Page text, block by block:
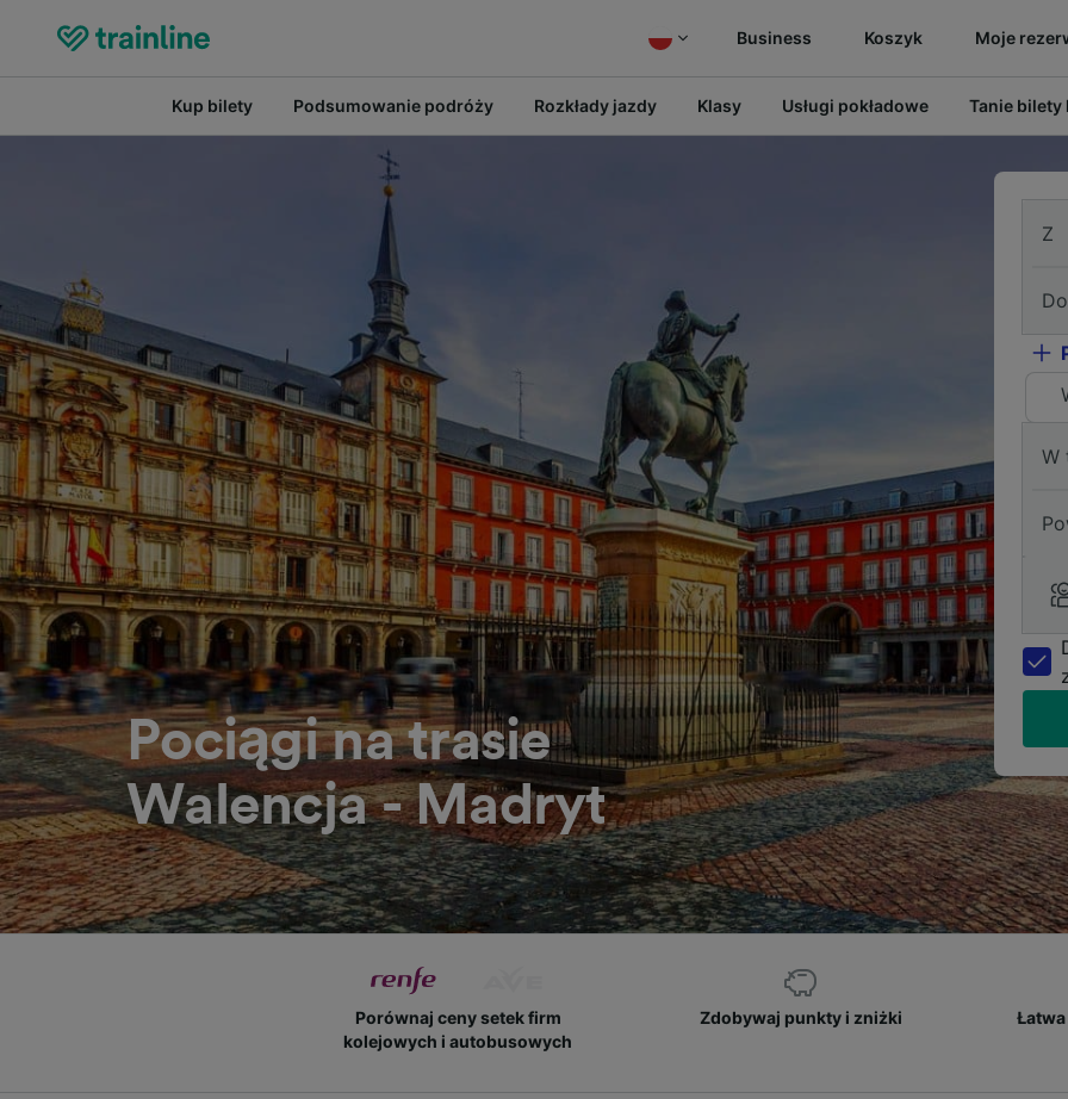
Business Koszyk Moje
Kup bilety Podsumowanie podróży Rozkłady jazdy Klasy Usługi pokładowe Tanie bilety
Pociągi na trasie
Walencja - Madryt
Z
Do
W
Porównaj ceny setek firm
kolejowych i autobusowych
Zdobywaj punkty i zniżki